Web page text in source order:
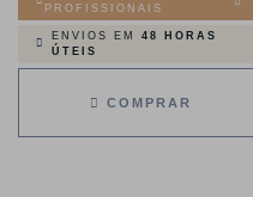
PROFISSIONAIS
ENVIOS EM 48 HORAS
ÚTEIS
COMPRAR